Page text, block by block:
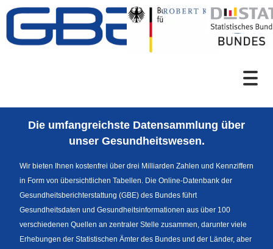
Zum Inhalt
Sprachumschaltung
Die umfangreichste Datensammlung über
unser Gesundheitswesen.
Wir bieten Ihnen kostenfrei über drei Milliarden Zahlen und Kennziffern
in Form von übersichtlichen Tabellen. Die Online-Datenbank der
Gesundheitsberichterstattung (GBE) des Bundes führt
Gesundheitsdaten und Gesundheitsinformationen aus über 100
verschiedenen Quellen an zentraler Stelle zusammen, darunter viele
Erhebungen der Statistischen Ämter des Bundes und der Länder, aber